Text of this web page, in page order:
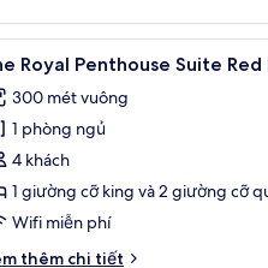
mật tại phòng, bàn Bộ
20Royal Penthouse Suite
300 mét vuông
1 phòng ngủ
4 khách
1 giường cỡ king và 2 giường cỡ
Wifi miễn phí
thêm chi tiết